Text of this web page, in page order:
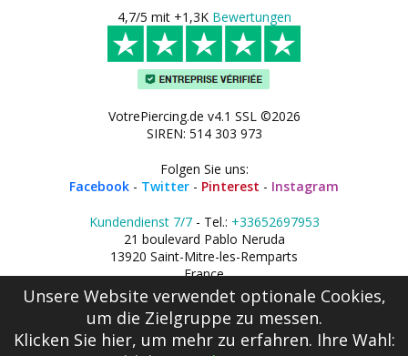
4,7/5 mit +1,3K Bewertungen
VotrePiercing.de v4.1 SSL ©2026
SIREN: 514 303 973
Folgen Sie uns:
Facebook - Twitter - Pinterest - Instagram
Kundendienst 7/7- Tel.: +33652697953
21 boulevard Pablo Neruda
13920 Saint-Mitre-les-Remparts
France
Unsere Website verwendet optionale Cookies,
um die Zielgruppe zu messen.
Klicken Sie hier, um mehr zu erfahren. Ihre Wahl: